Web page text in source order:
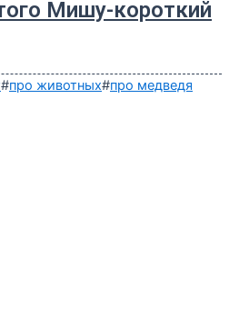
Мишу-короткий
#про животных#про медведя